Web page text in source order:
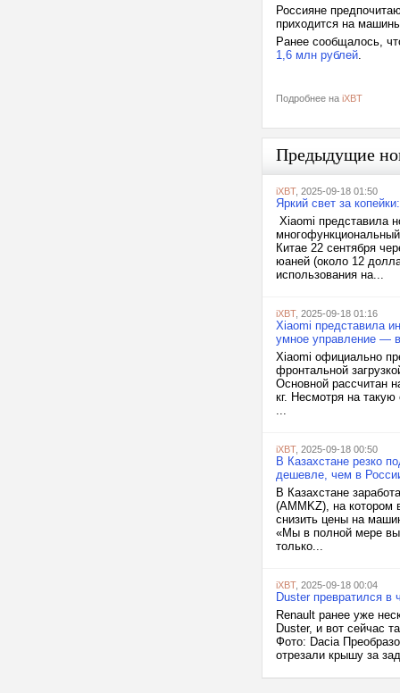
Россияне
приходится на
Ранее сообщалось,
1,6 млн рублей.
Подробнее на iXBT
Предыдущие
iXBT, 2025-09-18 01:50
Яркий свет за
Xiaomi представила
Китае 22 сентября
юаней (около 12
использования на...
iXBT, 2025-09-18 01:16
Xiaomi представила
умное управление —
Xiaomi официально
фронтальной
Основной рассчитан
кг. Несмотря на
...
iXBT, 2025-09-18 00:50
В Казахстане резко
дешевле, чем в
В Казахстане
(AMMKZ), на котором
снизить цены на
«Мы в полной мере
только...
iXBT, 2025-09-18 00:04
Duster превратился в
Renault ранее уже
Duster, и вот сейчас
Фото: Dacia
отрезали крышу за